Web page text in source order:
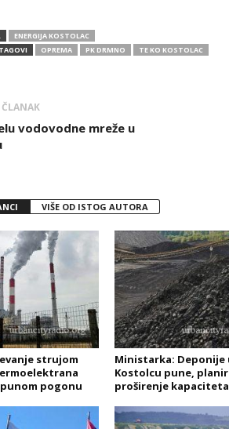
ENERGIJA KOSTOLAC
OPREMA PK DRMNO TE KO KOSTOLAC
vodovodne mreže u
VIŠE OD ISTOG AUTORA
strujom
pogonu
Ministarka: Deponije
Kostolcu pune,
proširenje kapaciteta